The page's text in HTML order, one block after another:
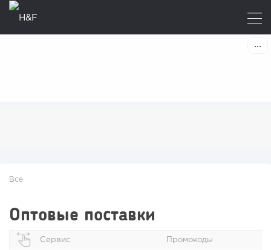
Все
Оптовые поставки
Сервис Промокоды